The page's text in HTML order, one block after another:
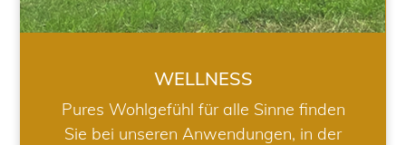
WELLNESS
Pures Wohlgefühl für alle Sinne finden
Sie bei unseren Anwendungen, in der